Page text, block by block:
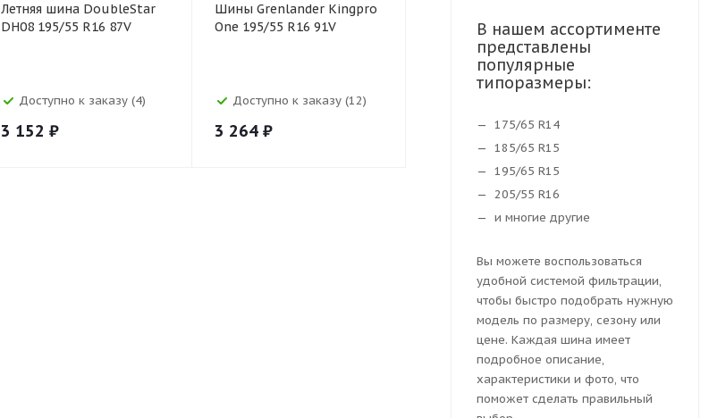
Летняя шина DoubleStar
DH08 195/55 R16 87V
Доступно к заказу (4)
3 152 ₽
Шины Grenlander Kingpro
One 195/55 R16 91V
Доступно к заказу (12)
3 264 ₽
195/55 R16 91V XL
₽
H02 195/55
В нашем ассортименте
представлены
популярные
типоразмеры:
175/65 R14
185/65 R15
195/65 R15
205/55 R16
и многие другие
Вы можете воспользоваться
удобной системой фильтрации,
чтобы быстро подобрать нужную
модель по размеру, сезону или
цене. Каждая шина имеет
подробное описание,
характеристики и фото, что
поможет сделать правильный